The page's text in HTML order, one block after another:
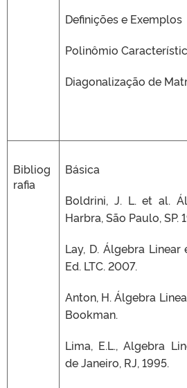
Definições e Exemplos
Polinômio
Diagonalização de
Bibliog
rafia
Básica
Boldrini, J. L. et al.
Harbra, São Paulo, SP.
Lay, D. Álgebra Linear
Ed. LTC. 2007.
Anton, H. Álgebra
Bookman.
Lima, E.L., Algebra
de Janeiro, RJ, 1995.